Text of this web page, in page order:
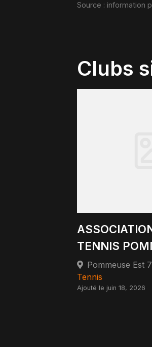
Source : information
Clubs
TENNIS
Pommeuse Est
Tennis
Ajouté le juin 18, 2026